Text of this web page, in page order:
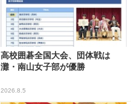
高校囲碁全国大会、団体戦は
灘・南山女子部が優勝
2026.8.5